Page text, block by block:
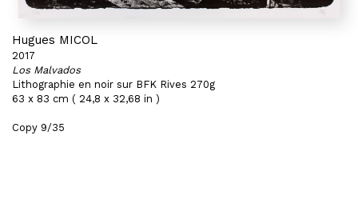
Hugues MICOL
2017
Los Malvados
Lithographie en noir sur BFK Rives 270g
63 x 83 cm ( 24,8 x 32,68 in )
Copy 9/35